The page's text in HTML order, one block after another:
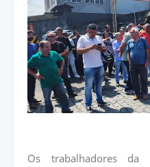
Os trabalhadores da